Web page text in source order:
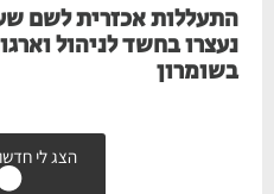
התעללות אכזרית לשם
נעצרו בחשד לניהול
בשומרון
הצג לי